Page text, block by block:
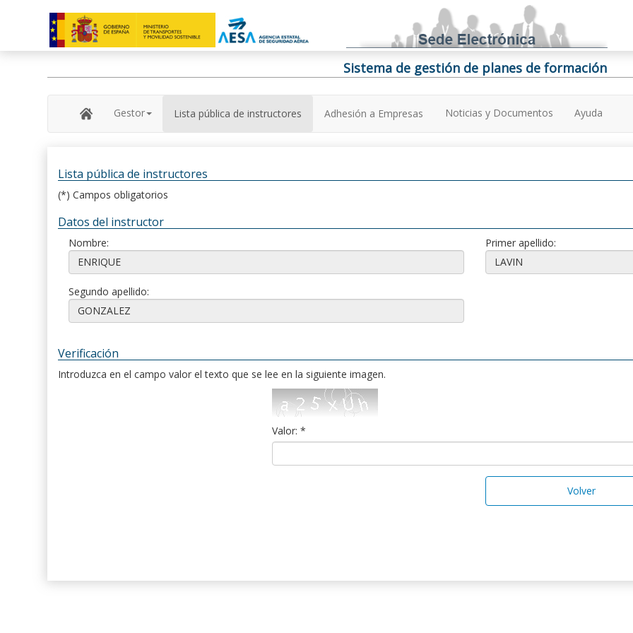
Sistema de gestión de planes de formación
Gestor Lista pública de instructores Adhesión a Empresas Noticias y Documentos Ayuda
Lista pública de instructores
(*) Campos obligatorios
Datos del instructor
Nombre: Primer apellido:
Segundo apellido:
Verificación
Introduzca en el campo valor el texto que se lee en la siguiente imagen.
Valor: *
Volver